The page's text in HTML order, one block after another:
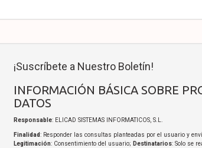
¡Suscríbete a Nuestro Boletín!
INFORMACIÓN BÁSICA SOBRE
DATOS
Responsable: ELICAD SISTEMAS INFORMATICOS, S.L.
Finalidad: Responder las consultas planteadas por el usuario y
Legitimación: Consentimiento del usuario; Destinatarios: Solo se